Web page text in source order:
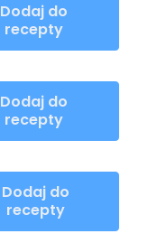
Dodaj do
recepty
Dodaj do
recepty
Dodaj do
recepty